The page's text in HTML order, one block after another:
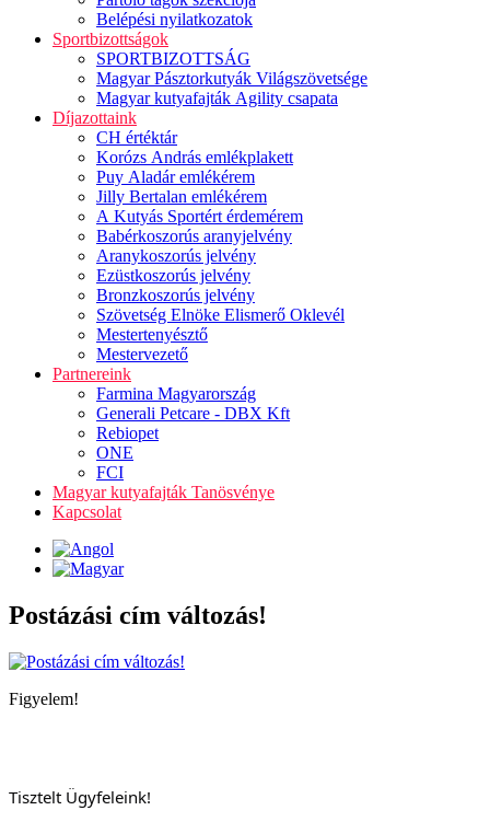
Belépési nyilatkozatok
Sportbizottságok
SPORTBIZOTTSÁG
Magyar Pásztorkutyák Világszövetsége
Magyar kutyafajták Agility csapata
Díjazottaink
CH értéktár
Korózs András emlékplakett
Puy Aladár emlékérem
Jilly Bertalan emlékérem
A Kutyás Sportért érdemérem
Babérkoszorús aranyjelvény
Aranykoszorús jelvény
Ezüstkoszorús jelvény
Bronzkoszorús jelvény
Szövetség Elnöke Elismerő Oklevél
Mestertenyésztő
Mestervezető
Partnereink
Farmina Magyarország
Generali Petcare - DBX Kft
Rebiopet
ONE
FCI
Magyar kutyafajták Tanösvénye
Kapcsolat
Postázási cím változás!
Figyelem!
Tisztelt Ügyfeleink!